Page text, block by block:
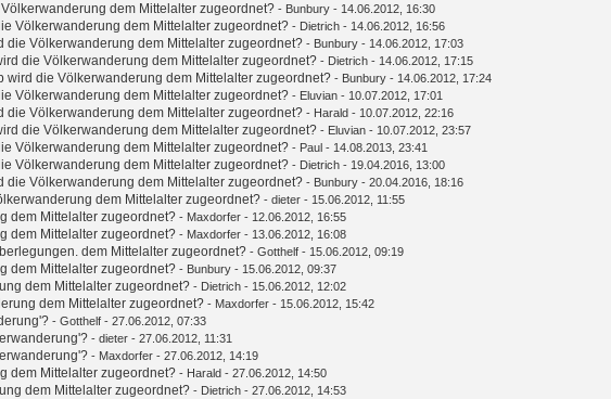
dem Mittelalter zugeordnet? - Bunbury - 14.06.2012, 16:30
Völkerwanderung dem Mittelalter zugeordnet? - Dietrich - 14.06.2012, 16:56
die Völkerwanderung dem Mittelalter zugeordnet? - Bunbury - 14.06.2012, 17:03
die Völkerwanderung dem Mittelalter zugeordnet? - Dietrich - 14.06.2012, 17:15
wird die Völkerwanderung dem Mittelalter zugeordnet? - Bunbury - 14.06.2012, 17:24
Völkerwanderung dem Mittelalter zugeordnet? - Eluvian - 10.07.2012, 17:01
die Völkerwanderung dem Mittelalter zugeordnet? - Harald - 10.07.2012, 22:16
die Völkerwanderung dem Mittelalter zugeordnet? - Eluvian - 10.07.2012, 23:57
Völkerwanderung dem Mittelalter zugeordnet? - Paul - 14.08.2013, 23:41
Völkerwanderung dem Mittelalter zugeordnet? - Dietrich - 19.04.2016, 13:00
die Völkerwanderung dem Mittelalter zugeordnet? - Bunbury - 20.04.2016, 18:16
dem Mittelalter zugeordnet? - dieter - 15.06.2012, 11:55
dem Mittelalter zugeordnet? - Maxdorfer - 12.06.2012, 16:55
dem Mittelalter zugeordnet? - Maxdorfer - 13.06.2012, 16:08
dem Mittelalter zugeordnet? - Gotthelf - 15.06.2012, 09:19
dem Mittelalter zugeordnet? - Bunbury - 15.06.2012, 09:37
dem Mittelalter zugeordnet? - Dietrich - 15.06.2012, 12:02
dem Mittelalter zugeordnet? - Maxdorfer - 15.06.2012, 15:42
- Gotthelf - 27.06.2012, 07:33
- dieter - 27.06.2012, 11:31
- Maxdorfer - 27.06.2012, 14:19
dem Mittelalter zugeordnet? - Harald - 27.06.2012, 14:50
dem Mittelalter zugeordnet? - Dietrich - 27.06.2012, 14:53